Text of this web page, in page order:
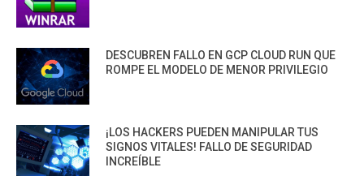
DESCUBREN FALLO EN GCP CLOUD RUN QUE
ROMPE EL MODELO DE MENOR PRIVILEGIO
¡LOS HACKERS PUEDEN MANIPULAR TUS
SIGNOS VITALES! FALLO DE SEGURIDAD
INCREÍBLE